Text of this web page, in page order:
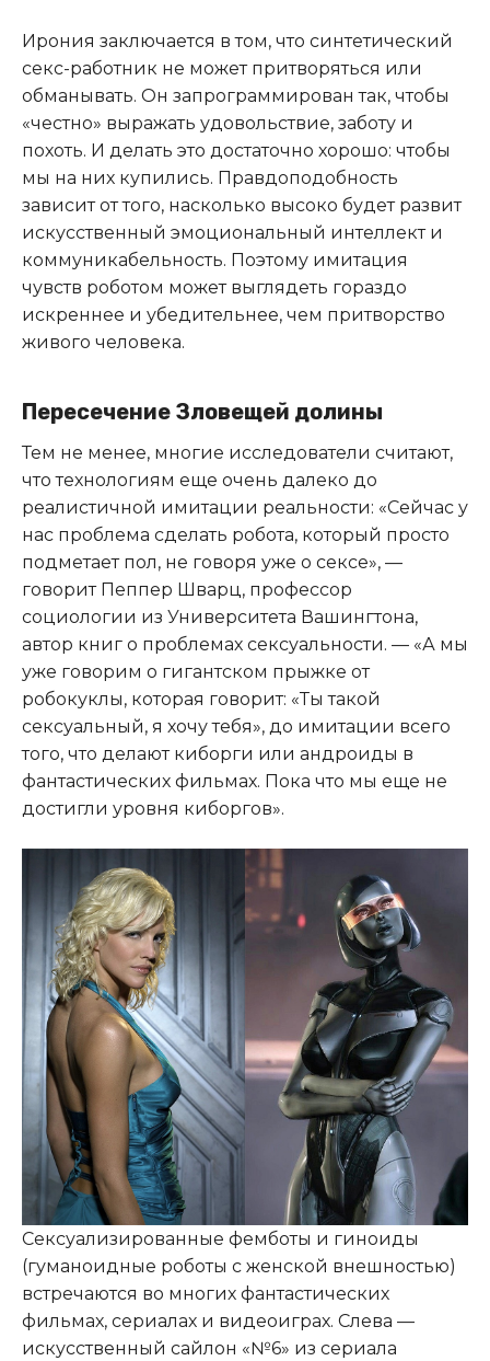
Ирония заключается в том, что синтетический
секс-работник не может притворяться или
обманывать. Он запрограммирован так, чтобы
«честно» выражать удовольствие, заботу и
похоть. И делать это достаточно хорошо: чтобы
мы на них купились. Правдоподобность
зависит от того, насколько высоко будет развит
искусственный эмоциональный интеллект и
коммуникабельность. Поэтому имитация
чувств роботом может выглядеть гораздо
искреннее и убедительнее, чем притворство
живого человека.
Пересечение Зловещей долины
Тем не менее, многие исследователи считают,
что технологиям еще очень далеко до
реалистичной имитации реальности: «Сейчас у
нас проблема сделать робота, который просто
подметает пол, не говоря уже о сексе», —
говорит Пеппер Шварц, профессор
социологии из Университета Вашингтона,
автор книг о проблемах сексуальности. — «А мы
уже говорим о гигантском прыжке от
робокуклы, которая говорит: «Ты такой
сексуальный, я хочу тебя», до имитации всего
того, что делают киборги или андроиды в
фантастических фильмах. Пока что мы еще не
достигли уровня киборгов».
Сексуализированные фемботы и гиноиды
(гуманоидные роботы с женской внешностью)
встречаются во многих фантастических
фильмах, сериалах и видеоиграх. Слева —
искусственный сайлон «№6» из сериала